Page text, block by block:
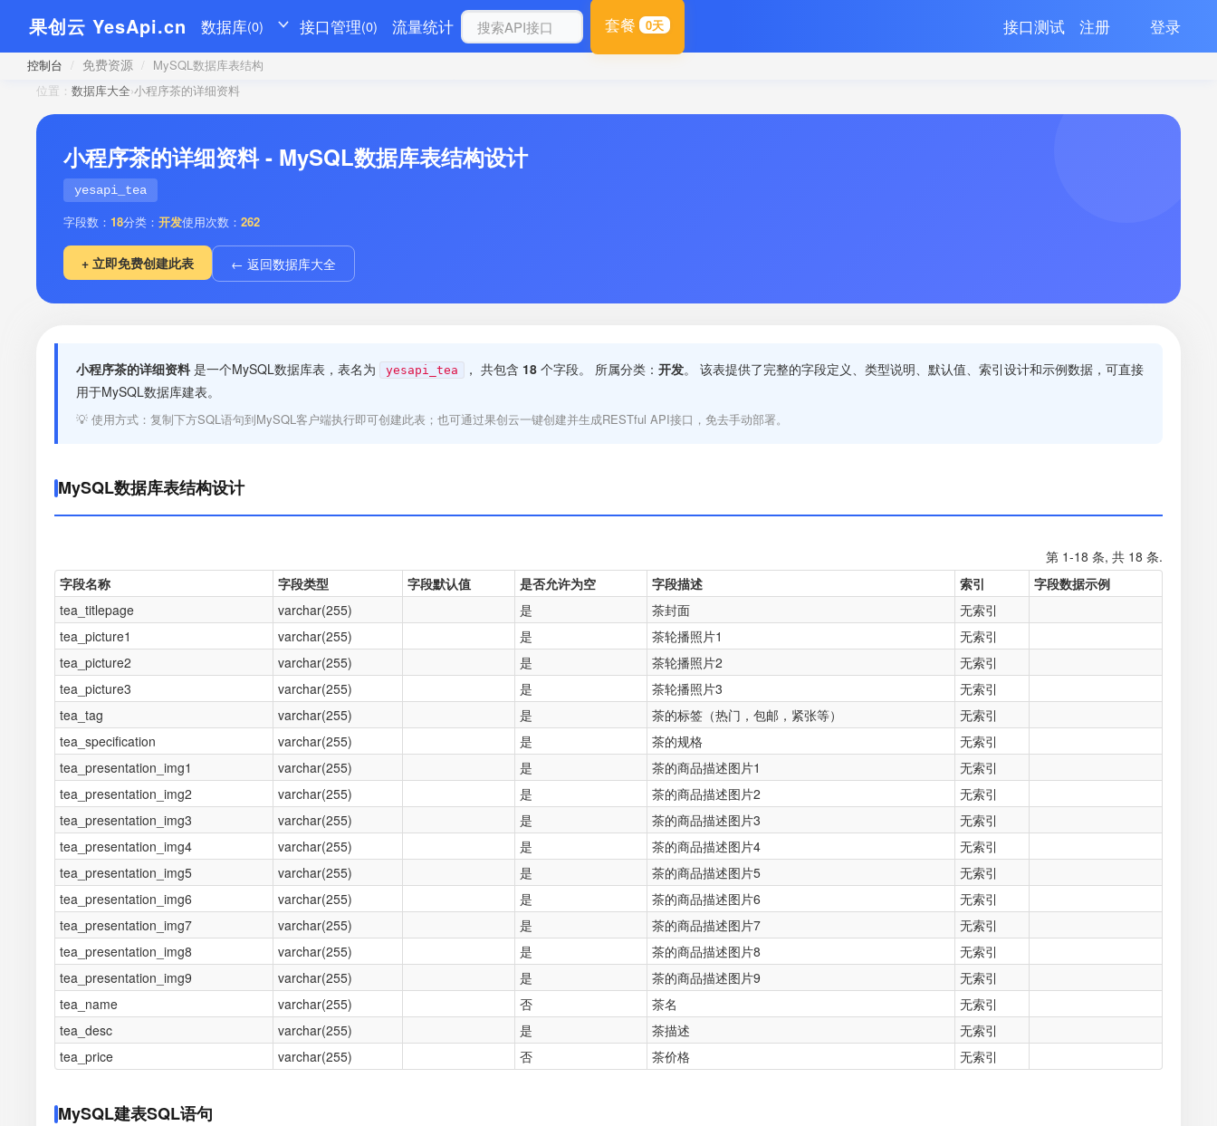
果创云 YesApi.cn 数据库(0) 接口管理(0) 流量统计 套餐 0天 接口测试 注册 登录
控制台 / 免费资源 / MySQL数据库表结构
位置： 数据库大全›小程序茶的详细资料
小程序茶的详细资料 - MySQL数据库表结构设计
yesapi_tea
字段数： 18分类： 开发使用次数： 262
+ 立即免费创建此表 ← 返回数据库大全
小程序茶的详细资料 是一个MySQL数据库表，表名为 yesapi_tea ， 共包含 18 个字段。 所属分类： 开发。 该表提供了完整的字段定义、类型说明、默认值、索引设计和示例数据，可直接
用于MySQL数据库建表。
💡 使用方式：复制下方SQL语句到MySQL客户端执行即可创建此表；也可通过果创云一键创建并生成RESTful API接口，免去手动部署。
MySQL数据库表结构设计
第 1-18 条, 共 18 条.
字段名称
字段类型 字段默认值 是否允许为空 字段描述 索引
字段数据示例
tea_titlepage
varchar(255) 是 茶封面
无索引
tea_picture1
varchar(255) 是 茶轮播照片1
无索引
tea_picture2
varchar(255) 是 茶轮播照片2
无索引
tea_picture3
varchar(255) 是 茶轮播照片3
无索引
tea_tag
varchar(255) 是 茶的标签（热门，包邮，紧张等）
无索引
tea_specification
varchar(255) 是 茶的规格
无索引
tea_presentation_img1
varchar(255) 是 茶的商品描述图片1
无索引
tea_presentation_img2
varchar(255) 是 茶的商品描述图片2
无索引
tea_presentation_img3
varchar(255) 是 茶的商品描述图片3
无索引
tea_presentation_img4
varchar(255) 是 茶的商品描述图片4
无索引
tea_presentation_img5
varchar(255) 是 茶的商品描述图片5
无索引
tea_presentation_img6
varchar(255) 是 茶的商品描述图片6
无索引
tea_presentation_img7
varchar(255) 是 茶的商品描述图片7
无索引
tea_presentation_img8
varchar(255) 是 茶的商品描述图片8
无索引
tea_presentation_img9
varchar(255) 是 茶的商品描述图片9
无索引
tea_name
varchar(255) 否 茶名
无索引
tea_desc
varchar(255) 是 茶描述
无索引
tea_price
varchar(255) 否 茶价格 无索引
MySQL建表SQL语句